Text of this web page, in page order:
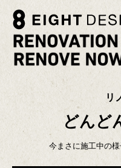
リ
どんど
今まさに施工中の様